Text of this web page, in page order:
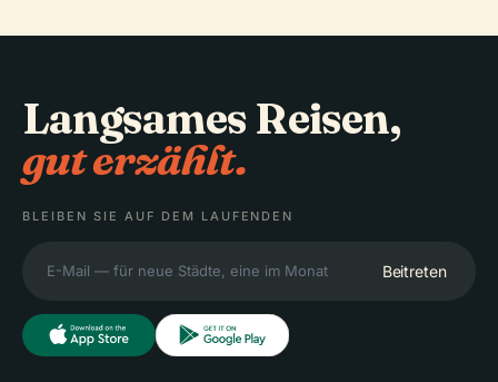
Langsames Reisen,
gut erzählt.
BLEIBEN SIE AUF DEM LAUFENDEN
Beitreten